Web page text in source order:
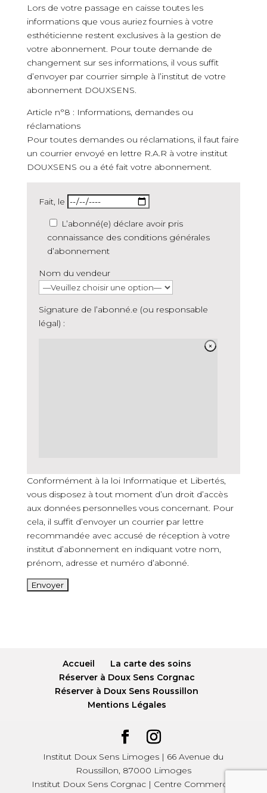
Lors de votre passage en caisse toutes les
informations que vous auriez fournies à votre
esthéticienne restent exclusives à la gestion de
votre abonnement. Pour toute demande de
changement sur ses informations, il vous suffit
d’envoyer par courrier simple à l’institut de votre
abonnement DOUXSENS.
Article n°8 : Informations, demandes ou
réclamations
Pour toutes demandes ou réclamations, il faut faire
un courrier envoyé en lettre R.A.R à votre institut
DOUXSENS ou a été fait votre abonnement.
Fait, le
L’abonné(e) déclare avoir pris
connaissance des conditions générales
d’abonnement
Nom du vendeur
Signature de l’abonné.e (ou responsable
légal) :
Conformément à la loi Informatique et Libertés,
vous disposez à tout moment d’un droit d’accès
aux données personnelles vous concernant. Pour
cela, il suffit d’envoyer un courrier par lettre
recommandée avec accusé de réception à votre
institut d’abonnement en indiquant votre nom,
prénom, adresse et numéro d’abonné.
Accueil
La carte des soins
Réserver à Doux Sens Corgnac
Réserver à Doux Sens Roussillon
Mentions Légales
Institut Doux Sens Limoges | 66 Avenue du
Roussillon, 87000 Limoges
Institut Doux Sens Corgnac | Centre Commercial